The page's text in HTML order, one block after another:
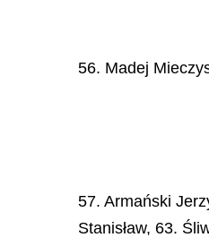
56. Madej
57. Armański
Stanisław, 63.